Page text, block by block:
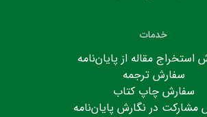
خدمات
استخراج مقاله از پایان‌نامه
سفارش ترجمه
سفارش چاپ کتاب
مشارکت در نگارش پایان‌نامه